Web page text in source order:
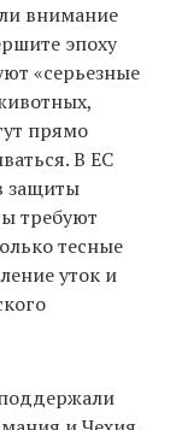
внимание
эпоху
«серьезные
прямо
В ЕС
защиты
требуют
тесные
уток и